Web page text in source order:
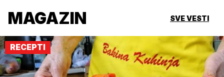
MAGAZIN SVE VESTI
RECEPTI